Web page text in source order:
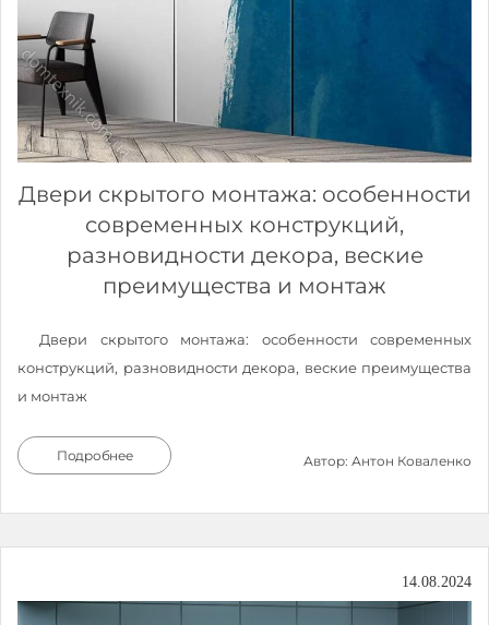
Двери скрытого монтажа: особенности
современных конструкций,
разновидности декора, веские
преимущества и монтаж
Двери скрытого монтажа: особенности современных
конструкций, разновидности декора, веские преимущества
и монтаж
Подробнее Автор: Антон Коваленко
14.08.2024